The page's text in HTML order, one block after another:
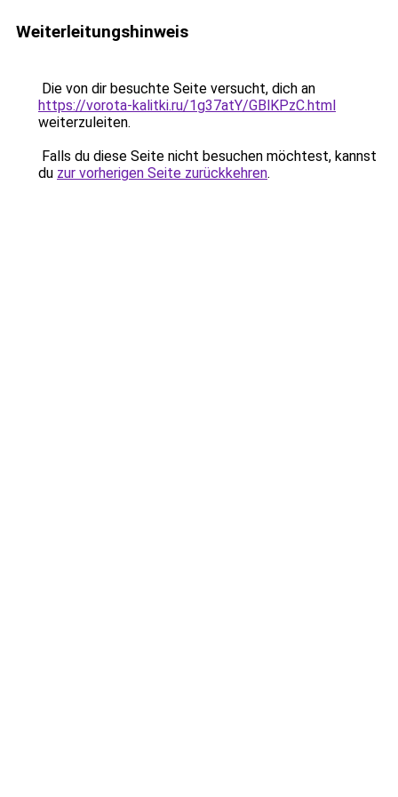
Weiterleitungshinweis
Die von dir besuchte Seite versucht, dich an
https://vorota-kalitki.ru/1g37atY/GBlKPzC.html
weiterzuleiten.
Falls du diese Seite nicht besuchen möchtest, kannst
du zur vorherigen Seite zurückkehren.